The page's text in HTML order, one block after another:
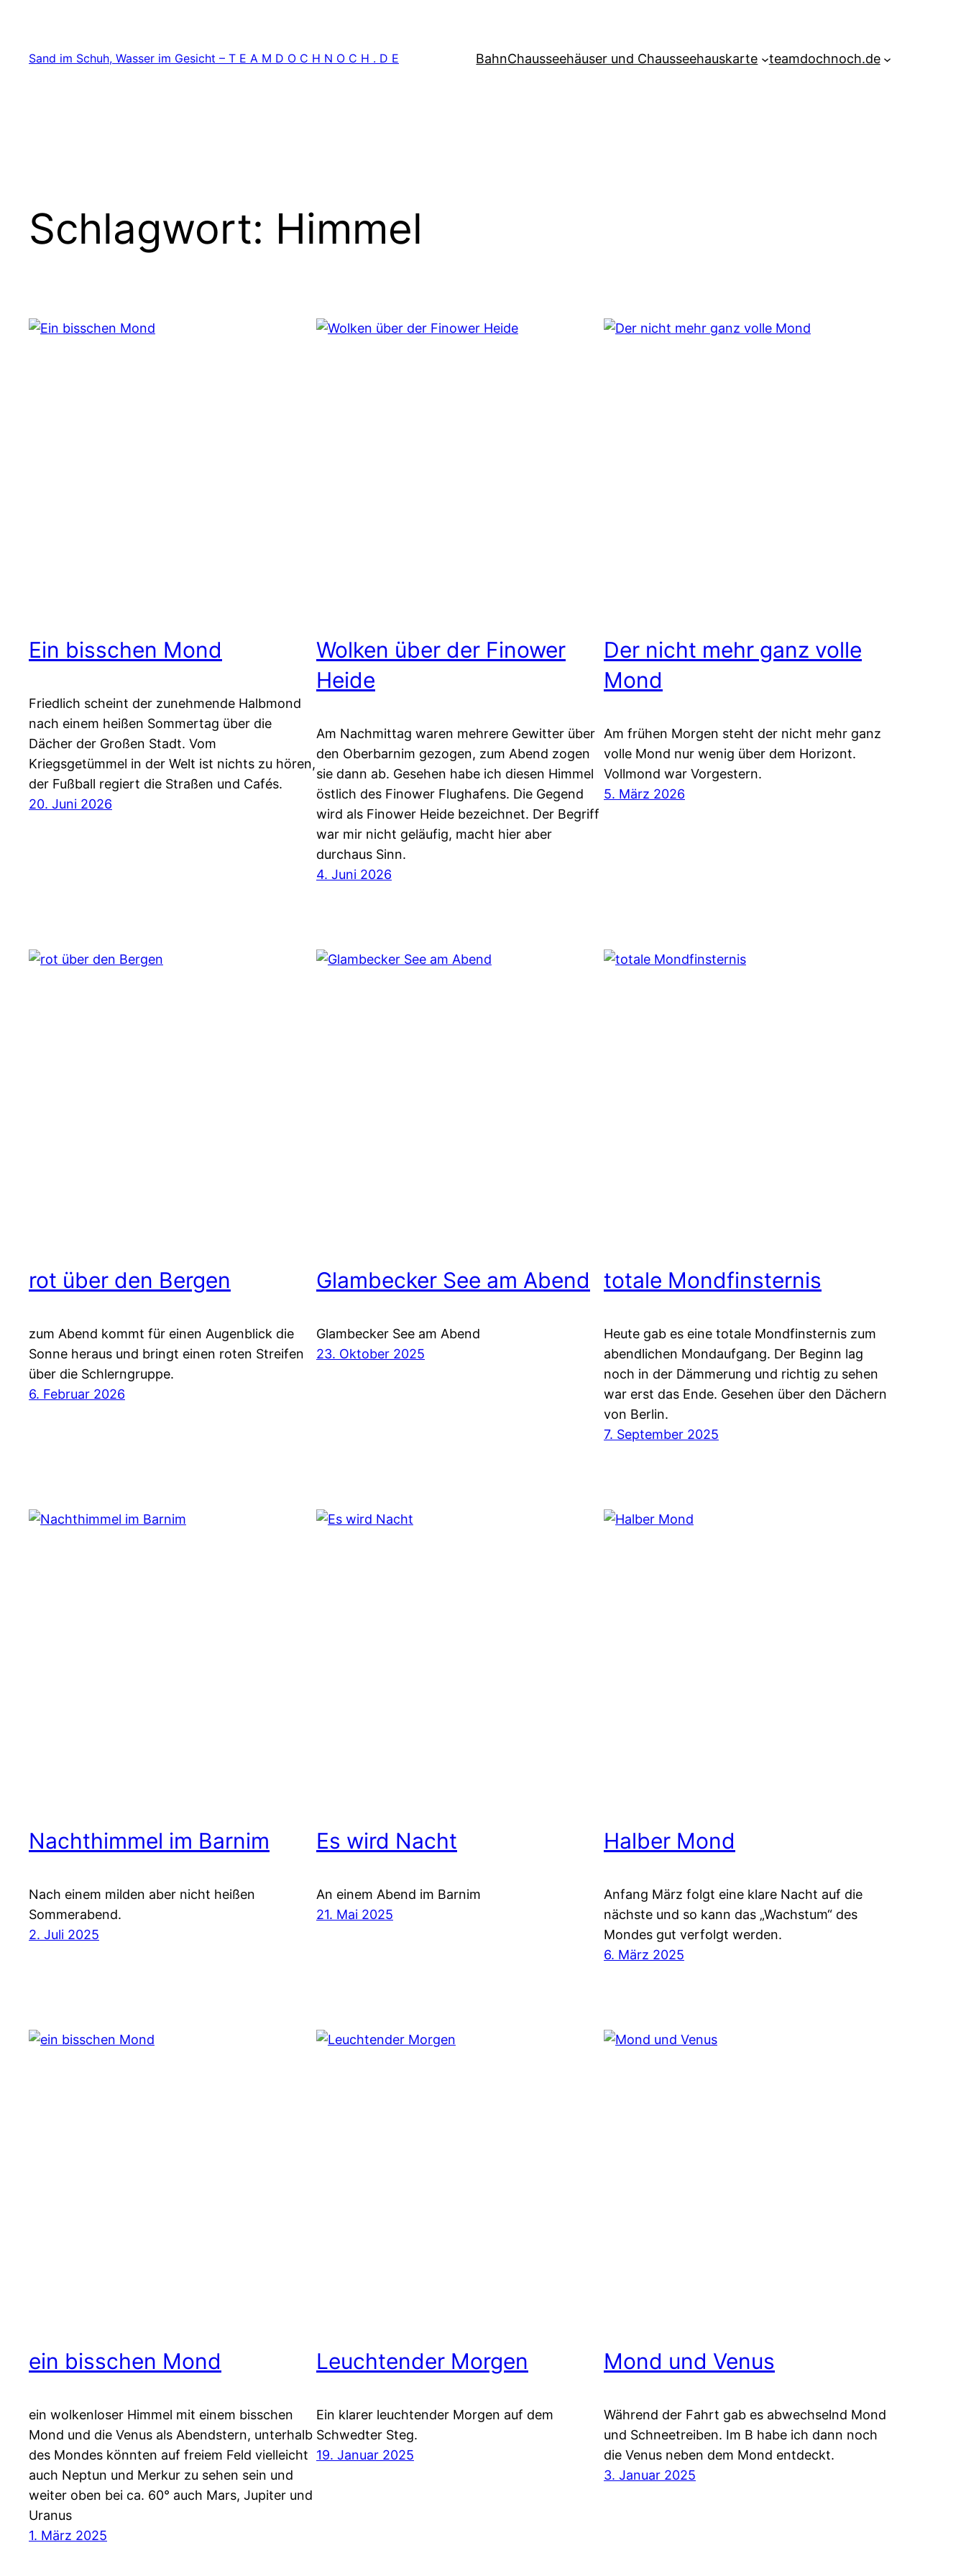
springen
Sand im Schuh, Wasser im Gesicht – T E A M D O C H N O C H . D E BahnChausseehäuser und Chausseehauskarte teamdochnoch.de
Schlagwort: Himmel
Ein bisschen Mond
Friedlich scheint der zunehmende Halbmond
nach einem heißen Sommertag über die
Dächer der Großen Stadt. Vom
Kriegsgetümmel in der Welt ist nichts zu hören,
der Fußball regiert die Straßen und Cafés.
20. Juni 2026
Wolken über der Finower
Heide
Am Nachmittag waren mehrere Gewitter über
den Oberbarnim gezogen, zum Abend zogen
sie dann ab. Gesehen habe ich diesen Himmel
östlich des Finower Flughafens. Die Gegend
wird als Finower Heide bezeichnet. Der Begriff
war mir nicht geläufig, macht hier aber
durchaus Sinn.
4. Juni 2026
Der nicht mehr ganz volle
Mond
Am frühen Morgen steht der nicht mehr ganz
volle Mond nur wenig über dem Horizont.
Vollmond war Vorgestern.
5. März 2026
rot über den Bergen
zum Abend kommt für einen Augenblick die
Sonne heraus und bringt einen roten Streifen
über die Schlerngruppe.
6. Februar 2026
Glambecker See am Abend
Glambecker See am Abend
23. Oktober 2025
totale Mondfinsternis
Heute gab es eine totale Mondfinsternis zum
abendlichen Mondaufgang. Der Beginn lag
noch in der Dämmerung und richtig zu sehen
war erst das Ende. Gesehen über den Dächern
von Berlin.
7. September 2025
Nachthimmel im Barnim
Nach einem milden aber nicht heißen
Sommerabend.
2. Juli 2025
Es wird Nacht
An einem Abend im Barnim
21. Mai 2025
Halber Mond
Anfang März folgt eine klare Nacht auf die
nächste und so kann das „Wachstum“ des
Mondes gut verfolgt werden.
6. März 2025
ein bisschen Mond
ein wolkenloser Himmel mit einem bisschen
Mond und die Venus als Abendstern, unterhalb
des Mondes könnten auf freiem Feld vielleicht
auch Neptun und Merkur zu sehen sein und
weiter oben bei ca. 60° auch Mars, Jupiter und
Uranus
1. März 2025
Leuchtender Morgen
Ein klarer leuchtender Morgen auf dem
Schwedter Steg.
19. Januar 2025
Mond und Venus
Während der Fahrt gab es abwechselnd Mond
und Schneetreiben. Im B habe ich dann noch
die Venus neben dem Mond entdeckt.
3. Januar 2025